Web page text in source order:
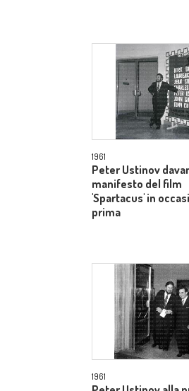
1961
Peter Ustinov
manifesto del film
'Spartacus' in
prima
1961